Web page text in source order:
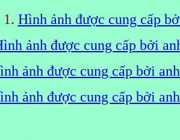
1. Hình ảnh được cung cấp
ảnh được cung cấp bởi
ảnh được cung cấp bởi
ảnh được cung cấp bởi